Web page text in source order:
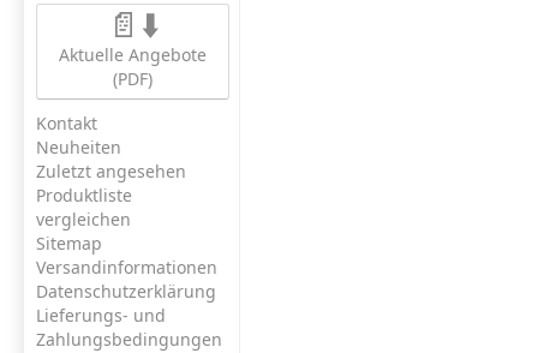
📄⬇️
Aktuelle Angebote
(PDF)
Kontakt
Neuheiten
Zuletzt angesehen
Produktliste
vergleichen
Sitemap
Versandinformationen
Datenschutzerklärung
Lieferungs- und
Zahlungsbedingungen